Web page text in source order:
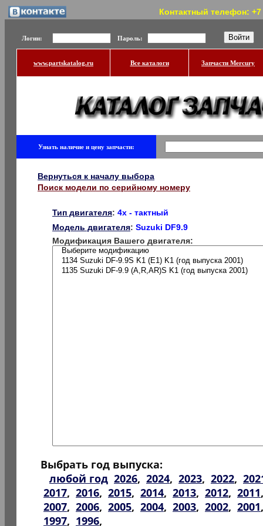
Контактный телефон:
Логин: Пароль:
www.partskatalog.ru Все каталоги Запчасти Mercury
Узнать наличие и цену запчасти:
Вернуться к началу выбора
Поиск модели по серийному номеру
Тип двигателя: 4x - тактный
Модель двигателя: Suzuki DF9.9
Модификация Вашего двигателя:
Выбрать год выпуска:
любой год 2026, 2024, 2023, 2022,
2017, 2016, 2015, 2014, 2013, 2012, 2011
2007, 2006, 2005, 2004, 2003, 2002, 2001
1997, 1996,